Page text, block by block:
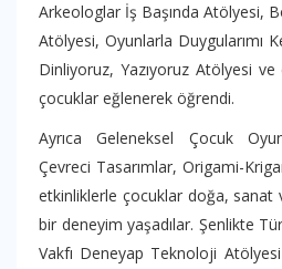
Arkeologlar İş Başında Atölyesi,
Atölyesi, Oyunlarla Duygularımı
Dinliyoruz, Yazıyoruz Atölyesi
çocuklar eğlenerek öğrendi.
Ayrıca Geleneksel Çocuk
Çevreci Tasarımlar, Origami-
etkinliklerle çocuklar doğa, sanat
bir deneyim yaşadılar. Şenlikte
Vakfı Deneyap Teknoloji